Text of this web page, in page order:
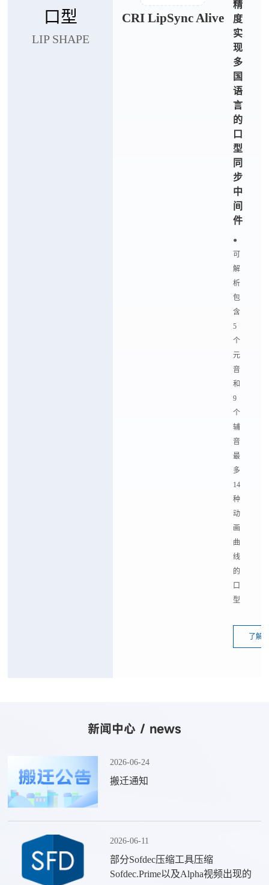
口型
LIP SHAPE
CRI LipSync Alive
精
度
实
现
多
国
语
言
的
口
型
同
步
中
间
件
●
可
解
析
包
含
5
个
元
音
和
9
个
辅
音
最
多
14
种
动
画
曲
线
的
口
型
了解
新闻中心 / news
2026-06-24
搬迁通知
2026-06-11
部分Sofdec压缩工具压缩
Sofdec.Prime以及Alpha视频出现的